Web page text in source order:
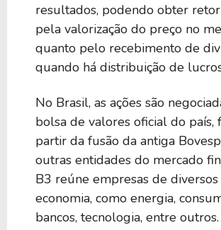
resultados, podendo obter
pela valorização do preço no
quanto pelo recebimento de
quando há distribuição de
No Brasil, as ações são
bolsa de valores oficial do país,
partir da fusão da antiga
outras entidades do mercado
B3 reúne empresas de
economia, como energia,
bancos, tecnologia, entre outros.